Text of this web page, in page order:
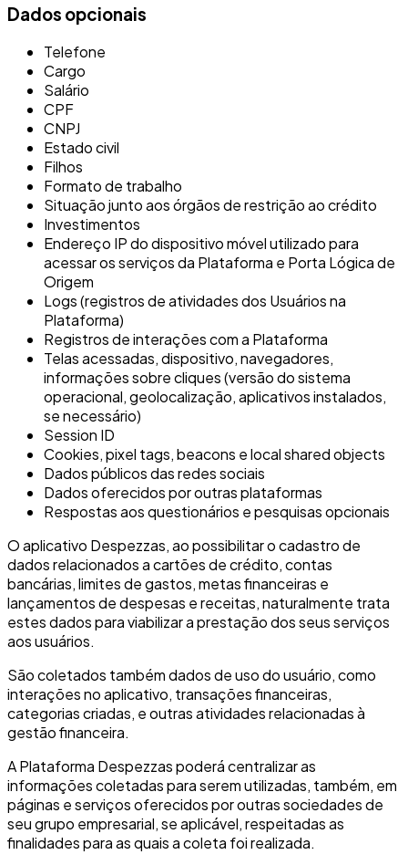
Dados opcionais
Telefone
Cargo
Salário
CPF
CNPJ
Estado civil
Filhos
Formato de trabalho
Situação junto aos órgãos de restrição ao crédito
Investimentos
Endereço IP do dispositivo móvel utilizado para
acessar os serviços da Plataforma e Porta Lógica de
Origem
Logs (registros de atividades dos Usuários na
Plataforma)
Registros de interações com a Plataforma
Telas acessadas, dispositivo, navegadores,
informações sobre cliques (versão do sistema
operacional, geolocalização, aplicativos instalados,
se necessário)
Session ID
Cookies, pixel tags, beacons e local shared objects
Dados públicos das redes sociais
Dados oferecidos por outras plataformas
Respostas aos questionários e pesquisas opcionais
O aplicativo Despezzas, ao possibilitar o cadastro de
dados relacionados a cartões de crédito, contas
bancárias, limites de gastos, metas financeiras e
lançamentos de despesas e receitas, naturalmente trata
estes dados para viabilizar a prestação dos seus serviços
aos usuários.
São coletados também dados de uso do usuário, como
interações no aplicativo, transações financeiras,
categorias criadas, e outras atividades relacionadas à
gestão financeira.
A Plataforma Despezzas poderá centralizar as
informações coletadas para serem utilizadas, também, em
páginas e serviços oferecidos por outras sociedades de
seu grupo empresarial, se aplicável, respeitadas as
finalidades para as quais a coleta foi realizada.